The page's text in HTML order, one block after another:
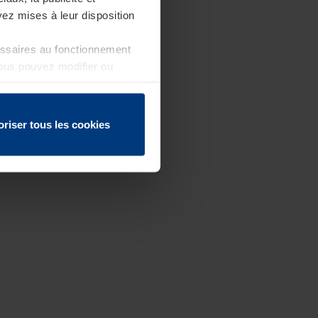
mises à leur disposition
au fonctionnement
pouvez modifier ou
tous les cookies